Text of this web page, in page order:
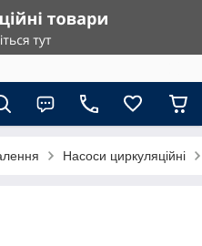
Насоси циркуляційні